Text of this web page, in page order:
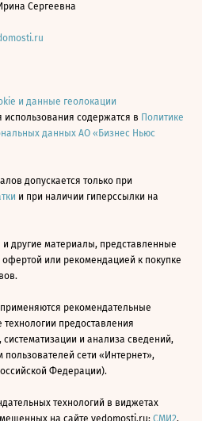
Сергеевна
и данные геолокации
использования содержатся в Политике
данных АО «Бизнес Ньюс
допускается только при
и при наличии гиперссылки на
и другие материалы, представленные
или рекомендацией к покупке
рекомендательные
предоставления
и анализа сведений,
сети «Интернет»,
Федерации).
технологий в виджетах
на сайте vedomosti.ru: СМИ2,